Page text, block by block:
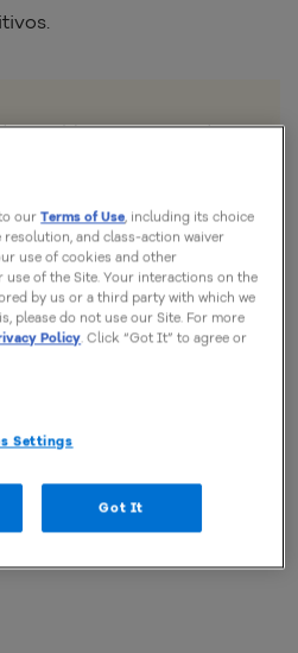
hoy para todos
operativos de
Windows, macOS, L inux
(Android e iOS/iPad
básica con 2GB de
completamente gratis.
explicaciones que
Ya mencionamos que, a
y eficiente, su uso es
to ourTerms of Use, including its choice
and class-action waiver
use of cookies and other
of the Site. Your interactions on the
by us or a third party with which we
please do not use our Site. For more
Policy. Click “Got It” to agree or
Settings
Got It